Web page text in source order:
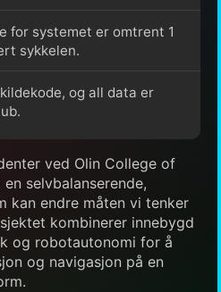
for systemet er omtrent 1
sykkelen.
og all data er
ved Olin College of
selvbalanserende,
kan endre måten vi tenker
kombinerer innebygd
og robotautonomi for å
og navigasjon på en